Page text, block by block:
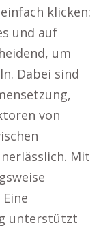
klicken:
und auf
um
Dabei sind
von
Mit
unterstützt